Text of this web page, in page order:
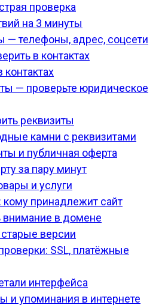
проверка
на 3 минуты
— телефоны, адрес, соцсети
в контактах
— проверьте юридическое
реквизиты
камни с реквизитами
и публичная оферта
за пару минут
и услуги
принадлежит сайт
внимание в домене
версии
SSL, платёжные
интерфейса
и упоминания в интернете